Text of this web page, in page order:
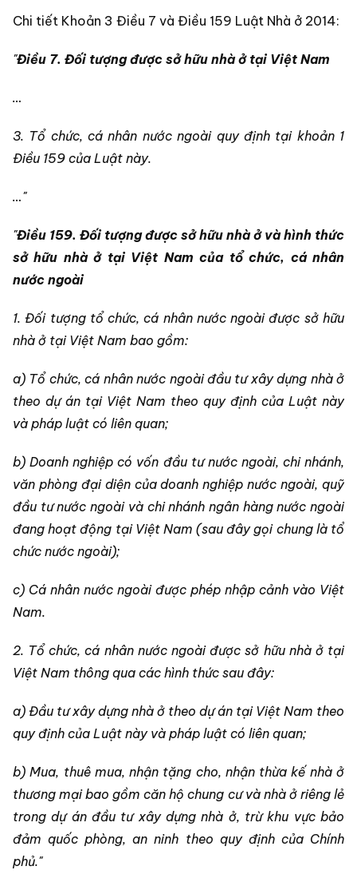
Chi tiết Khoản 3 Điều 7 và Điều 159 Luật Nhà ở 2014:
"Điều 7. Đối tượng được sở hữu nhà ở tại Việt Nam
…
3. Tổ chức, cá nhân nước ngoài quy định tại khoản 1
Điều 159 của Luật này.
…"
"Điều 159. Đối tượng được sở hữu nhà ở và hình thức
sở hữu nhà ở tại Việt Nam của tổ chức, cá nhân
nước ngoài
1. Đối tượng tổ chức, cá nhân nước ngoài được sở hữu
nhà ở tại Việt Nam bao gồm:
a) Tổ chức, cá nhân nước ngoài đầu tư xây dựng nhà ở
theo dự án tại Việt Nam theo quy định của Luật này
và pháp luật có liên quan;
b) Doanh nghiệp có vốn đầu tư nước ngoài, chi nhánh,
văn phòng đại diện của doanh nghiệp nước ngoài, quỹ
đầu tư nước ngoài và chi nhánh ngân hàng nước ngoài
đang hoạt động tại Việt Nam (sau đây gọi chung là tổ
chức nước ngoài);
c) Cá nhân nước ngoài được phép nhập cảnh vào Việt
Nam.
2. Tổ chức, cá nhân nước ngoài được sở hữu nhà ở tại
Việt Nam thông qua các hình thức sau đây:
a) Đầu tư xây dựng nhà ở theo dự án tại Việt Nam theo
quy định của Luật này và pháp luật có liên quan;
b) Mua, thuê mua, nhận tặng cho, nhận thừa kế nhà ở
thương mại bao gồm căn hộ chung cư và nhà ở riêng lẻ
trong dự án đầu tư xây dựng nhà ở, trừ khu vực bảo
đảm quốc phòng, an ninh theo quy định của Chính
phủ."